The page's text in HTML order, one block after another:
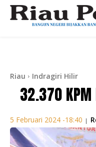
Riau Indragiri Hilir
32.370
5 Februari 2024 -18:40 |